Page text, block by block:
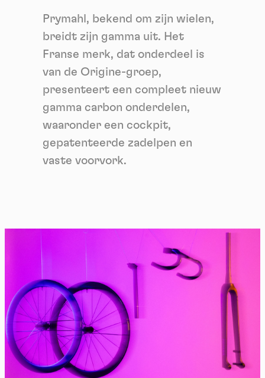
Prymahl, bekend om zijn wielen,
breidt zijn gamma uit. Het
Franse merk, dat onderdeel is
van de Origine-groep,
presenteert een compleet nieuw
gamma carbon onderdelen,
waaronder een cockpit,
gepatenteerde zadelpen en
vaste voorvork.